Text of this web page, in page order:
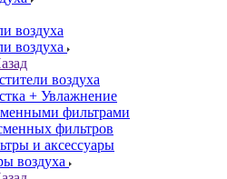
воздуха
воздуха
воздуха
+ Увлажнение
фильтрами
фильтров
и аксессуары
воздуха